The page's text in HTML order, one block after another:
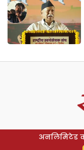
अनलिमिटेड